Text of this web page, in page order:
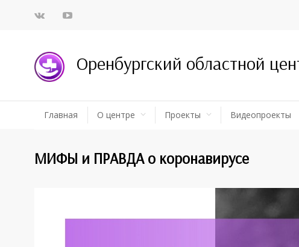
Оренбургский областной
Главная О центре Проекты Видеопроекты
МИФЫ и ПРАВДА о коронавирусе